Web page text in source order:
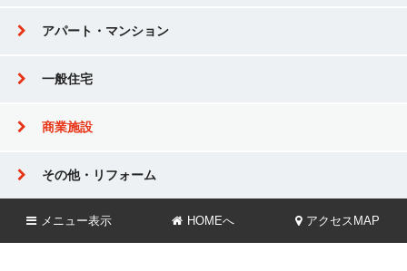
アパート・マンション
一般住宅
商業施設
その他・リフォーム
メニュー表示 HOMEへ アクセスMAP